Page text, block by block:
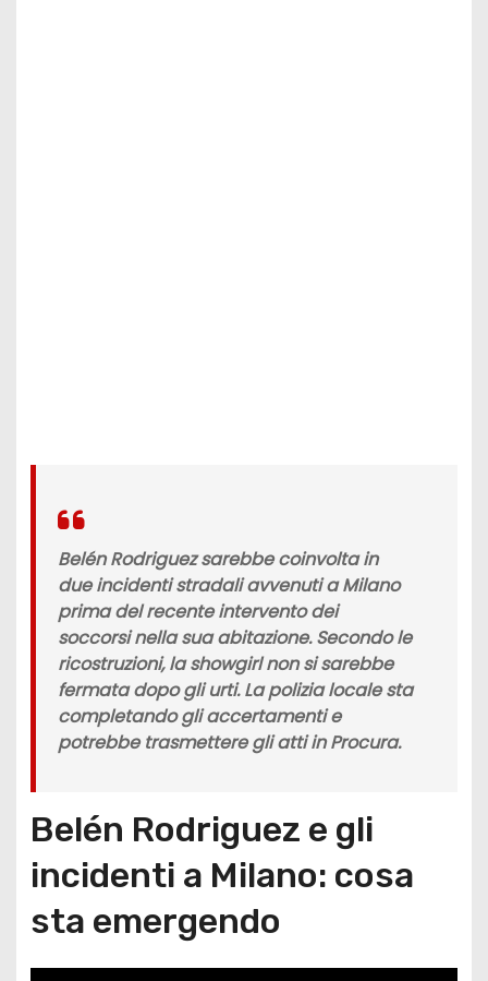
Belén Rodriguez sarebbe coinvolta in
due incidenti stradali avvenuti a Milano
prima del recente intervento dei
soccorsi nella sua abitazione. Secondo le
ricostruzioni, la showgirl non si sarebbe
fermata dopo gli urti. La polizia locale sta
completando gli accertamenti e
potrebbe trasmettere gli atti in Procura.
Belén Rodriguez e gli
incidenti a Milano: cosa
sta emergendo